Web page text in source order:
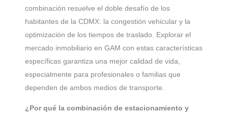
combinación resuelve el doble desafío de los
habitantes de la CDMX: la congestión vehicular y la
optimización de los tiempos de traslado. Explorar el
mercado inmobiliario en GAM con estas características
específicas garantiza una mejor calidad de vida,
especialmente para profesionales o familias que
dependen de ambos medios de transporte.
¿Por qué la combinación de estacionamiento y